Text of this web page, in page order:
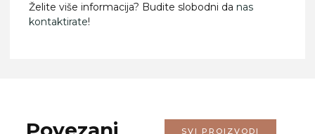
Želite više informacija? Budite slobodni da nas
kontaktirate!
SVI PROIZVODI